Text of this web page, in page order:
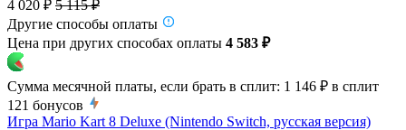
4 020 ₽ 5 115 ₽
Другие способы оплаты
Цена при других способах оплаты 4 583 ₽
Сумма месячной платы, если брать в сплит: 1 146 ₽ в сплит
121 бонусов
Игра Mario Kart 8 Deluxe (Nintendo Switch, русская версия)